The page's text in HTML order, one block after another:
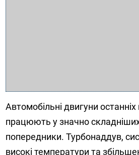
Автомобільні двигуни останніх
працюють у значно складніших
попередники. Турбонаддув,
високі температури та